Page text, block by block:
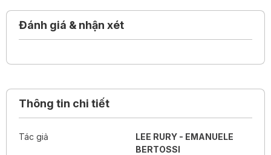
Đánh giá & nhận xét
Thông tin chi tiết
Tác giả
LEE RURY - EMANUELE
BERTOSSI